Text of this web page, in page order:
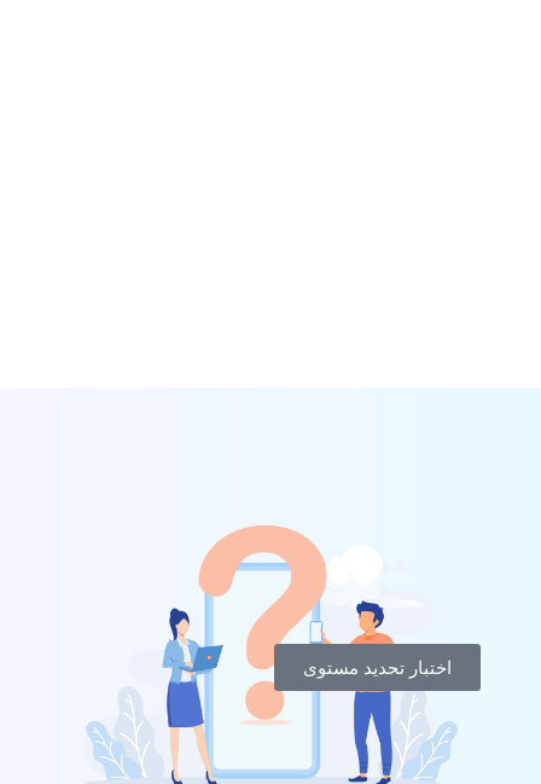
اختبار تحديد مستوى